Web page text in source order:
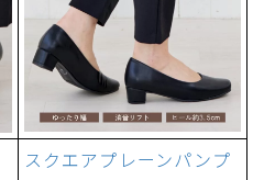
スクエアプレーンパンプ